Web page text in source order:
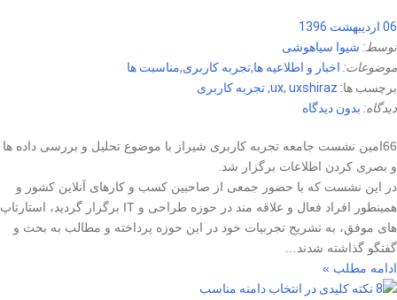
06 اردیبهشت 1396
توسط: شیوا سیاهوشی
موضوعات: اخبار و اطلاعیه ها,تجربه کاربری,مناسبت ها
برچسب ها:
ux, uxshiraz
,تجربه کاربری
دیدگاه: بدون دیدگاه
66امین نشست جامعه تجربه کاربری شیراز با موضوع تحلیل و بررسی داده ها
و بصری کردن اطلاعات برگزار شد.
در این نشست که با حضور جمعی از صاحبین کسب و کارهای آنلاین کشور و
همینطور افراد فعال و علاقه مند در حوزه طراحی و IT برگزار گردید، استارتاپ
های موفق، به تشریح تجربیات خود در این حوزه پرداخته و مطالب به بحث و
گفتگو گذاشته شدند…
ادامه مطلب »